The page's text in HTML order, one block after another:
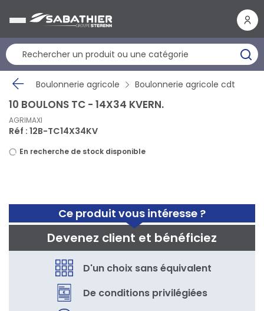
Boulonnerie agricole Boulonnerie agricole cdt
Ce produit vous intéresse ?
Devenez client et bénéficiez
D'un choix sans équivalent
De conditions privilégiées
10 BOULONS TC - 14X34 KVERN.
AGRIMAXI
Réf : 12B-TC14X34KV
En recherche de stock disponible